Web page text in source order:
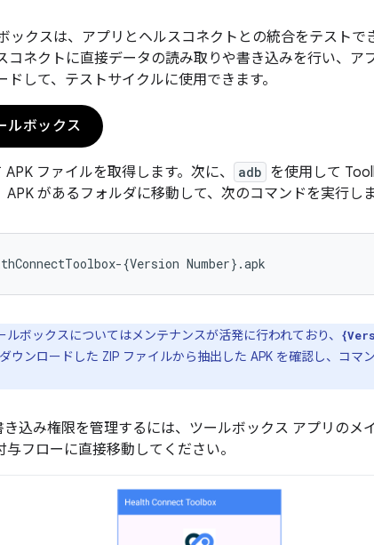
ックスは、アプリとヘルスコネクトとの統合をテストで
コネクトに直接データの読み取りや書き込みを行い、ア
して、テストサイクルに使用できます。
ルボックス
ファイルを取得します。次に、 adb を使用して
があるフォルダに移動して、次のコマンドを実行しま
{Version Number}
ルボックスについてはメンテナンスが活発に行われており、
ウンロードした ZIP ファイルから抽出した APK を確認し、コマ
込み権限を管理するには、ツールボックス アプリのメ
フローに直接移動してください。